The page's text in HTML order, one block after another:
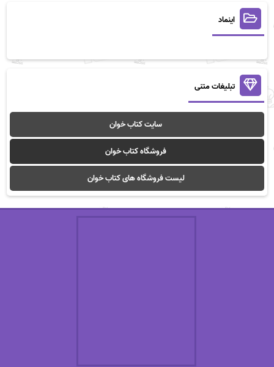
اینماد
تبلیغات متنی
سایت کتاب خوان
فروشگاه کتاب خوان
لیست فروشگاه های کتاب خوان